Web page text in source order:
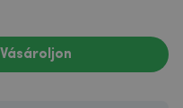
Vásároljon